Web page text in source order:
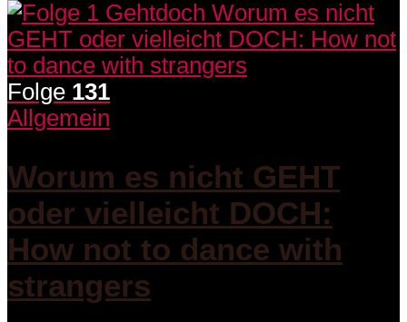
Folge 131
Allgemein
Worum es nicht GEHT
oder vielleicht DOCH:
How not to dance with
strangers